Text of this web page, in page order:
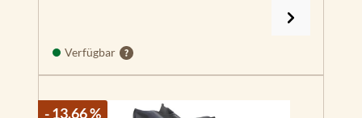
Verfügbar
- 13.66 %